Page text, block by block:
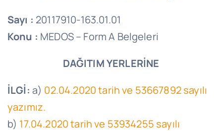
Sayı : 20117910-163.01.01
Konu : MEDOS – Form A Belgeleri
DAĞITIM YERLERİNE
İLGİ: a) 02.04.2020 tarih ve 53667892 sayılı
yazımız.
b) 17.04.2020 tarih ve 53934255 sayılı